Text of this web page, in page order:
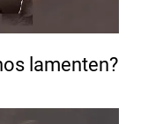
lamenten?